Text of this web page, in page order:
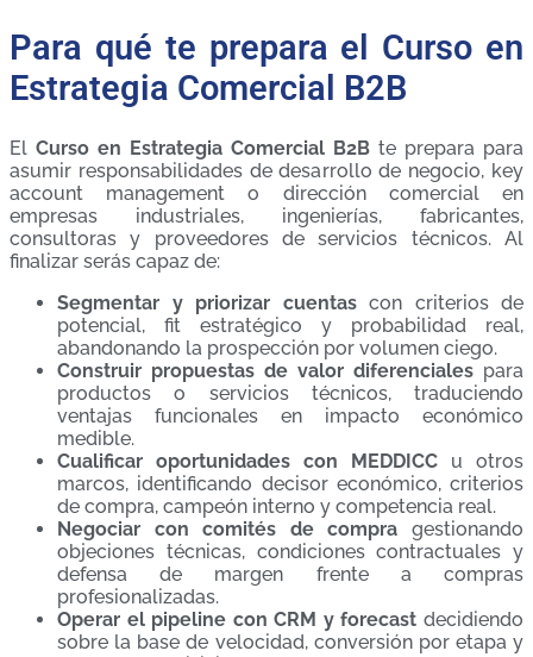
Para qué te prepara el Curso en
Estrategia Comercial B2B
El Curso en Estrategia Comercial B2B te prepara para
asumir responsabilidades de desarrollo de negocio, key
account management o dirección comercial en
empresas industriales, ingenierías, fabricantes,
consultoras y proveedores de servicios técnicos. Al
finalizar serás capaz de:
Segmentar y priorizar cuentascon criterios de
potencial, fit estratégico y probabilidad real,
abandonando la prospección por volumen ciego.
Construir propuestas de valor diferenciales para
productos o servicios técnicos, traduciendo
ventajas funcionales en impacto económico
medible.
Cualificar oportunidades con MEDDICC u otros
marcos, identificando decisor económico, criterios
de compra, campeón interno y competencia real.
Negociar con comités de compra gestionando
objeciones técnicas, condiciones contractuales y
defensa de margen frente a compras
profesionalizadas.
Operar el pipeline con CRM y forecast decidiendo
sobre la base de velocidad, conversión por etapa y